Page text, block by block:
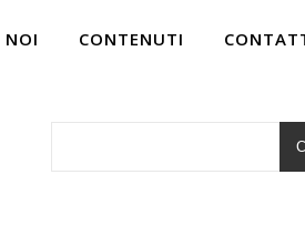
NOI CONTENUTI